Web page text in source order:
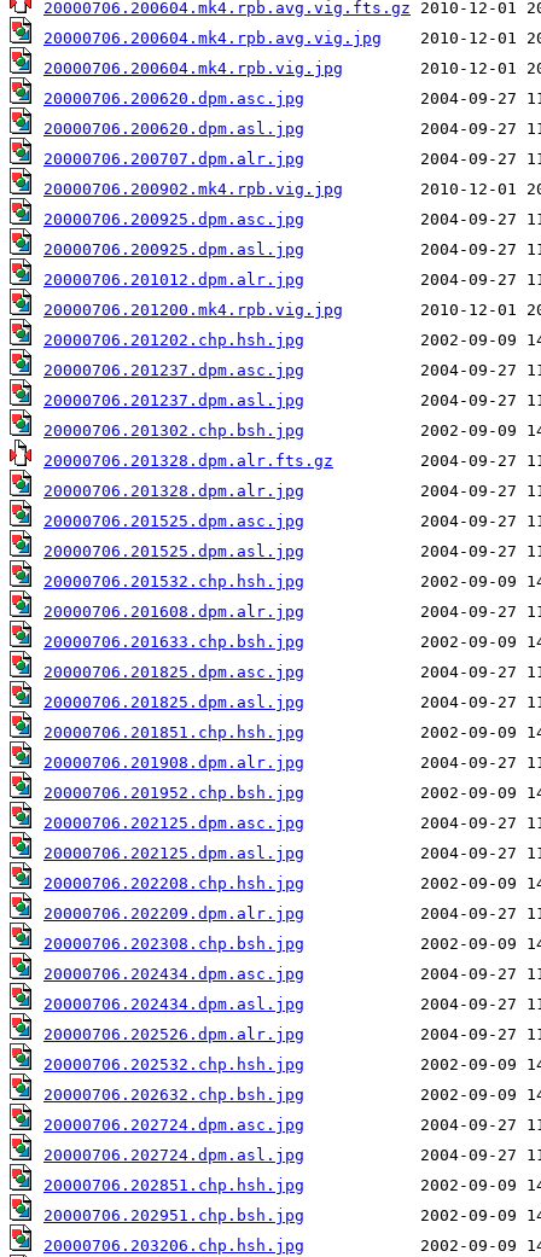
20000706.200604.mk4.rpb.avg.vig.fts.gz
20000706.200604.mk4.rpb.avg.vig.jpg
20000706.200604.mk4.rpb.vig.jpg
20000706.200620.dpm.asc.jpg
20000706.200620.dpm.asl.jpg
20000706.200707.dpm.alr.jpg
20000706.200902.mk4.rpb.vig.jpg
20000706.200925.dpm.asc.jpg
20000706.200925.dpm.asl.jpg
20000706.201012.dpm.alr.jpg
20000706.201200.mk4.rpb.vig.jpg
20000706.201202.chp.hsh.jpg
20000706.201237.dpm.asc.jpg
20000706.201237.dpm.asl.jpg
20000706.201302.chp.bsh.jpg
20000706.201328.dpm.alr.fts.gz
20000706.201328.dpm.alr.jpg
20000706.201525.dpm.asc.jpg
20000706.201525.dpm.asl.jpg
20000706.201532.chp.hsh.jpg
20000706.201608.dpm.alr.jpg
20000706.201633.chp.bsh.jpg
20000706.201825.dpm.asc.jpg
20000706.201825.dpm.asl.jpg
20000706.201851.chp.hsh.jpg
20000706.201908.dpm.alr.jpg
20000706.201952.chp.bsh.jpg
20000706.202125.dpm.asc.jpg
20000706.202125.dpm.asl.jpg
20000706.202208.chp.hsh.jpg
20000706.202209.dpm.alr.jpg
20000706.202308.chp.bsh.jpg
20000706.202434.dpm.asc.jpg
20000706.202434.dpm.asl.jpg
20000706.202526.dpm.alr.jpg
20000706.202532.chp.hsh.jpg
20000706.202632.chp.bsh.jpg
20000706.202724.dpm.asc.jpg
20000706.202724.dpm.asl.jpg
20000706.202851.chp.hsh.jpg
20000706.202951.chp.bsh.jpg
20000706.203206.chp.hsh.jpg